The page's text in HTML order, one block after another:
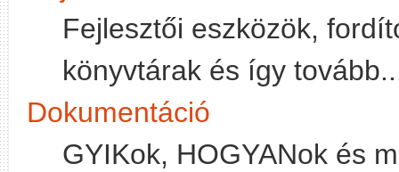
Fejlesztői eszközök,
könyvtárak és így
Dokumentáció
GYIKok, HOGYANok és